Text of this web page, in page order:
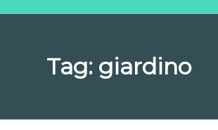
Tag: giardino